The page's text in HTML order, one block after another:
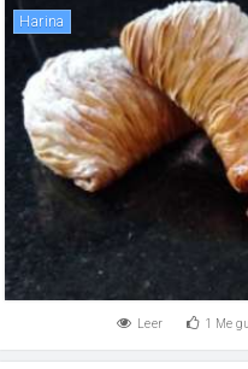
harina
Leer 1 Me